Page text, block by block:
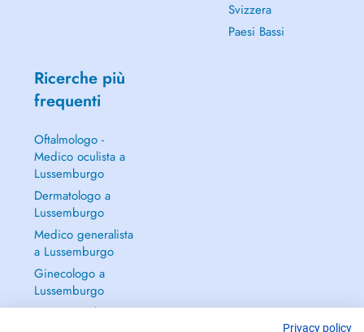
Svizzera
Paesi Bassi
Ricerche più
frequenti
Oftalmologo -
Medico oculista a
Lussemburgo
Dermatologo a
Lussemburgo
Medico generalista
a Lussemburgo
Ginecologo a
Lussemburgo
Continua a leggere
Privacy policy